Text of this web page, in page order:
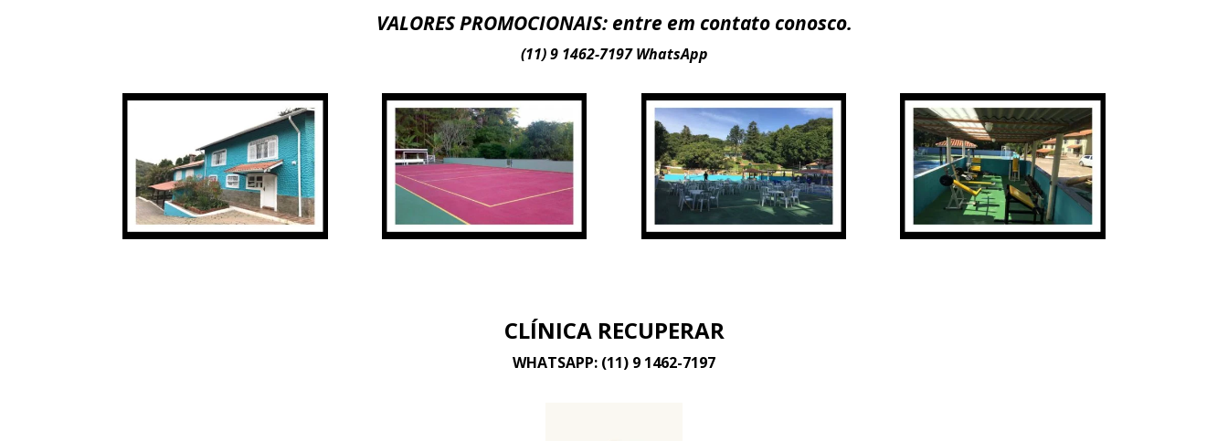
VALORES PROMOCIONAIS: entre em contato conosco.
(11) 9 1462-7197 WhatsApp
CLÍNICA RECUPERAR
WHATSAPP: (11) 9 1462-7197